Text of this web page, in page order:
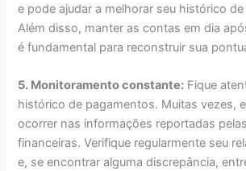
e pode ajudar a melhorar seu histórico
Além disso, manter as contas em dia
é fundamental para reconstruir sua
5. Monitoramento constante: Fique
histórico de pagamentos. Muitas vezes,
ocorrer nas informações reportadas
financeiras. Verifique regularmente seu
e, se encontrar alguma discrepância,